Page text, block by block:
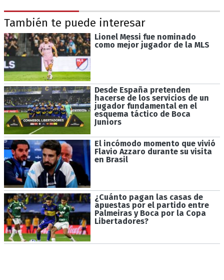
También te puede interesar
Lionel Messi fue nominado
como mejor jugador de la MLS
Desde España pretenden
hacerse de los servicios de un
jugador fundamental en el
esquema táctico de Boca
Juniors
El incómodo momento que vivió
Flavio Azzaro durante su visita
en Brasil
¿Cuánto pagan las casas de
apuestas por el partido entre
Palmeiras y Boca por la Copa
Libertadores?